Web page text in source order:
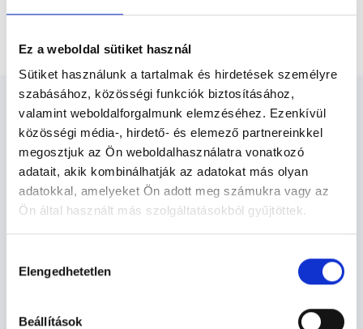
Ez a weboldal sütiket használ
Sütiket használunk a tartalmak és hirdetések személyre
szabásához, közösségi funkciók biztosításához,
valamint weboldalforgalmunk elemzéséhez. Ezenkívül
közösségi média-, hirdető- és elemező partnereinkkel
megosztjuk az Ön weboldalhasználatra vonatkozó
adatait, akik kombinálhatják az adatokat más olyan
adatokkal, amelyeket Ön adott meg számukra vagy az
Ön által használt más szolgáltatásokból gyűjtöttek.
szabályzat:https://foglaljorvost.hu/info/foglaljorvost-
kiválasztása
Elengedhetetlen
Beállítások
Nőgyógyász - Nőgyógyászat
Nőgyógyászat TERÜLETHEZ KAPCSOLÓDÓ